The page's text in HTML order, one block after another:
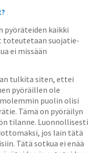
pyöräteiden kaikki
suojatie-
ei missään
tulkita siten, ettei
pyöräillen ole
puolin olisi
Tämä on pyöräilyn
tilanne. Luonnollisesti
jos lain tätä
Tätä sotkua ei enää